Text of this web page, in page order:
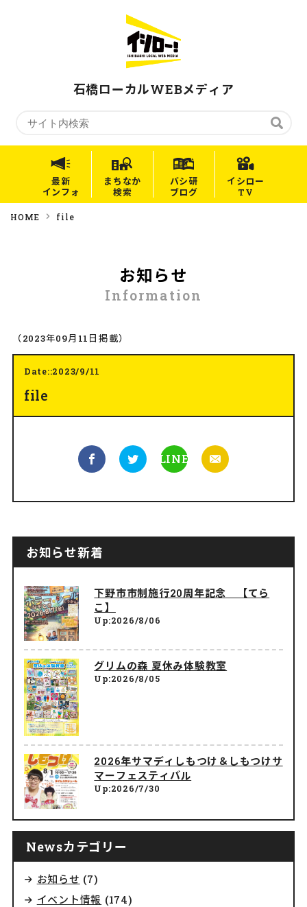
石橋ローカルWEBメディア
最新
インフォ
まちなか
検索
バシ研
ブログ
イシロー
TV
HOME file
お知らせ
Information
（2023年09月11日掲載）
Date::2023/9/11
file
LINE
お知らせ新着
下野市市制施行20周年記念 【てら
こ】
Up:2026/8/06
グリムの森 夏休み体験教室
Up:2026/8/05
2026年サマディしもつけ＆しもつけサ
マーフェスティバル
Up:2026/7/30
Newsカテゴリー
お知らせ (7)
イベント情報 (174)